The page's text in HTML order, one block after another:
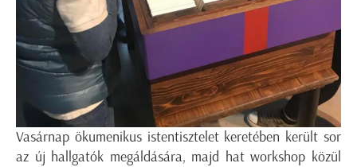
Vasárnap ökumenikus istentisztelet keretében került sor
az új hallgatók megáldására, majd hat workshop közül